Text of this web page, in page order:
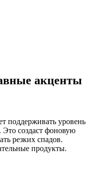
акценты
поддерживать уровень
Это создаст фоновую
резких спадов.
продукты.